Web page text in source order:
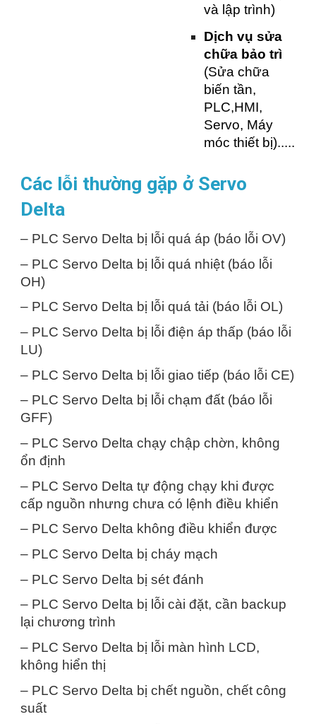
và lập trình)
Dịch vụ sửa
chữa bảo trì
(Sửa chữa
biến tần,
PLC,HMI,
Servo, Máy
móc thiết bị).....
Các lỗi thường gặp ở Servo
Delta
– PLC Servo Delta bị lỗi quá áp (báo lỗi OV)
– PLC Servo Delta bị lỗi quá nhiệt (báo lỗi
OH)
– PLC Servo Delta bị lỗi quá tải (báo lỗi OL)
– PLC Servo Delta bị lỗi điện áp thấp (báo lỗi
LU)
– PLC Servo Delta bị lỗi giao tiếp (báo lỗi CE)
– PLC Servo Delta bị lỗi chạm đất (báo lỗi
GFF)
– PLC Servo Delta chạy chập chờn, không
ổn định
– PLC Servo Delta tự động chạy khi được
cấp nguồn nhưng chưa có lệnh điều khiển
– PLC Servo Delta không điều khiển được
– PLC Servo Delta bị cháy mạch
– PLC Servo Delta bị sét đánh
– PLC Servo Delta bị lỗi cài đặt, cần backup
lại chương trình
– PLC Servo Delta bị lỗi màn hình LCD,
không hiển thị
– PLC Servo Delta bị chết nguồn, chết công
suất